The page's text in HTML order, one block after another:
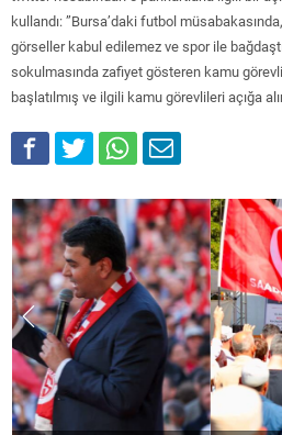
kullandı: ”Bursa’daki futbol
görseller kabul edilemez ve spor ile
sokulmasında zafiyet gösteren kamu
başlatılmış ve ilgili kamu görevlileri açığa